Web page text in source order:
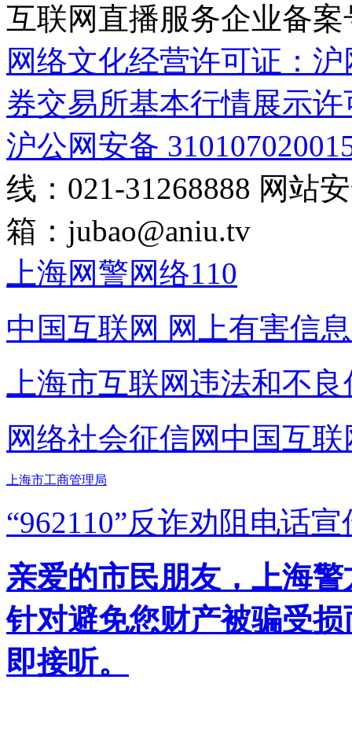
互联网直播服务企业备案
网络文化经营许可证：
券交易所基本行情展示许
沪公网安备
线：021-31268888 网站
箱： jubao@aniu.tv
上海网警网络110
中国互联网 网上有害信
上海市互联网违法和不
网络社会征信网 中国互
上海市工商管理局
“962110”反诈劝阻电话宣
亲爱的市民朋友，上海
针对避免您财产被骗受
即接听。